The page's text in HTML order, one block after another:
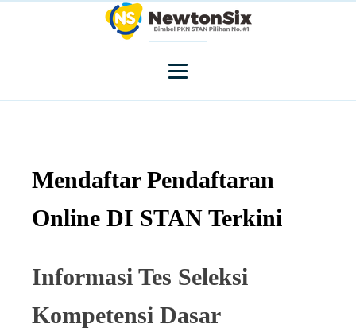
Mendaftar Pendaftaran
Online DI STAN Terkini
Informasi Tes Seleksi
Kompetensi Dasar